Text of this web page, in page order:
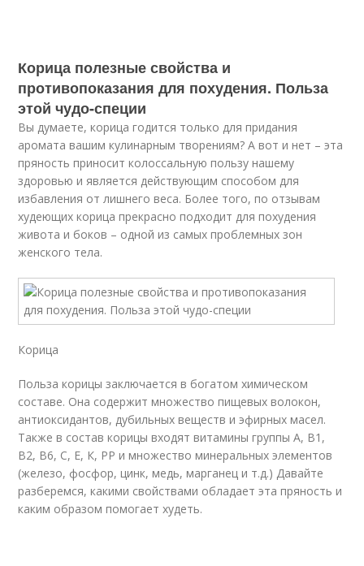
Корица полезные свойства и
противопоказания для похудения. Польза
этой чудо-специи
Вы думаете, корица годится только для придания
аромата вашим кулинарным творениям? А вот и нет – эта
пряность приносит колоссальную пользу нашему
здоровью и является действующим способом для
избавления от лишнего веса. Более того, по отзывам
худеющих корица прекрасно подходит для похудения
живота и боков – одной из самых проблемных зон
женского тела.
Корица
Польза корицы заключается в богатом химическом
составе. Она содержит множество пищевых волокон,
антиоксидантов, дубильных веществ и эфирных масел.
Также в состав корицы входят витамины группы А, В1,
В2, В6, С, Е, К, РР и множество минеральных элементов
(железо, фосфор, цинк, медь, марганец и т.д.) Давайте
разберемся, какими свойствами обладает эта пряность и
каким образом помогает худеть.